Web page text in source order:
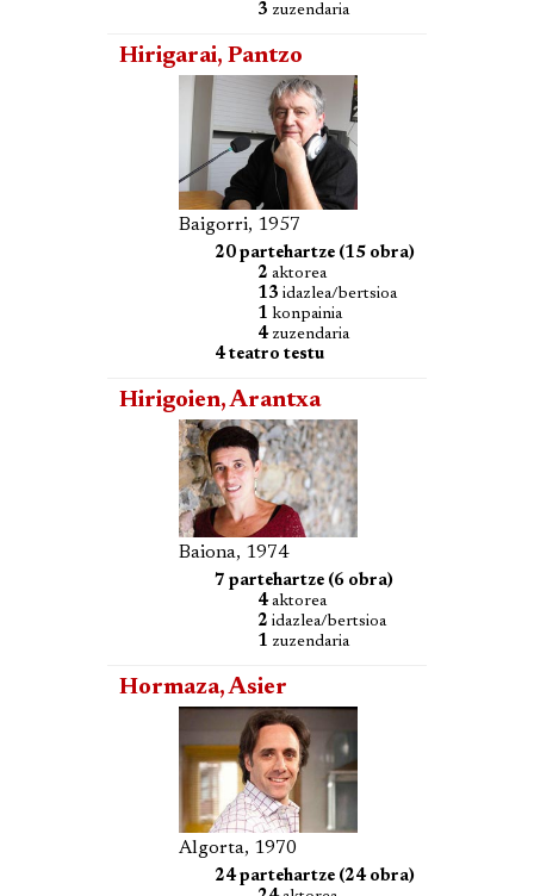
3 zuzendaria
Hirigarai, Pantzo
Baigorri, 1957
20 partehartze (15 obra)
2 aktorea
13 idazlea/bertsioa
1 konpainia
4zuzendaria
4 teatro testu
Hirigoien, Arantxa
Baiona, 1974
7 partehartze (6 obra)
4aktorea
2 idazlea/bertsioa
1 zuzendaria
Hormaza, Asier
Algorta, 1970
24 partehartze (24 obra)